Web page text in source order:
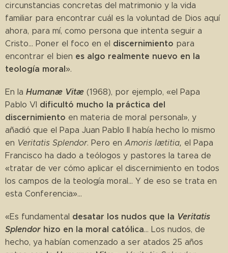
circunstancias concretas del matrimonio y la vida
familiar para encontrar cuál es la voluntad de Dios aquí
ahora, para mí, como persona que intenta seguir a
Cristo... Poner el foco en el discernimiento para
encontrar el bien es algo realmente nuevo en la
teología moral».
En la Humanæ Vitæ (1968), por ejemplo, «el Papa
Pablo VI dificultó mucho la práctica del
discernimiento en materia de moral personal», y
añadió que el Papa Juan Pablo II había hecho lo mismo
en Veritatis Splendor. Pero en Amoris lætitia, el Papa
Francisco ha dado a teólogos y pastores la tarea de
«tratar de ver cómo aplicar el discernimiento en todos
los campos de la teología moral... Y de eso se trata en
esta Conferencia»...
«Es fundamental desatar los nudos que la Veritatis
Splendor hizo en la moral católica... Los nudos, de
hecho, ya habían comenzado a ser atados 25 años